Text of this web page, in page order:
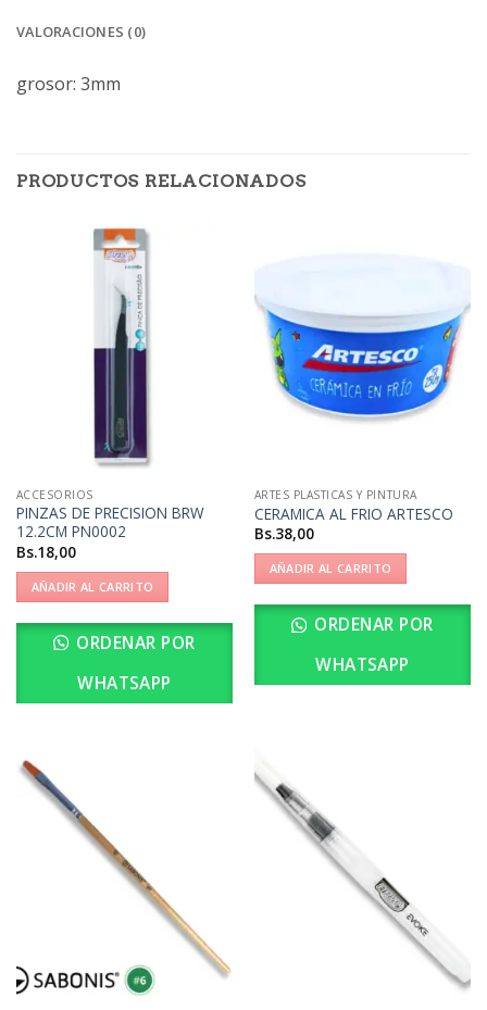
VALORACIONES (0)
grosor: 3mm
PRODUCTOS RELACIONADOS
ACCESORIOS
PINZAS DE PRECISION BRW
12.2CM PN0002
Bs.18,00
AÑADIR AL CARRITO
ORDENAR POR
WHATSAPP
ARTES PLASTICAS Y PINTURA
CERAMICA AL FRIO ARTESCO
Bs.38,00
AÑADIR AL CARRITO
ORDENAR POR
WHATSAPP